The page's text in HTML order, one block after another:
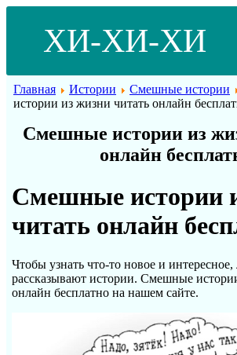
ХИ-ХИ-ХИ
Главная Истории Смешные истории
истории из жизни читать онлайн
Смешные истории из
онлайн
Смешные истории
читать онлайн
Чтобы узнать что-то новое и
рассказывают истории. Смешные
онлайн бесплатно на нашем сайте.